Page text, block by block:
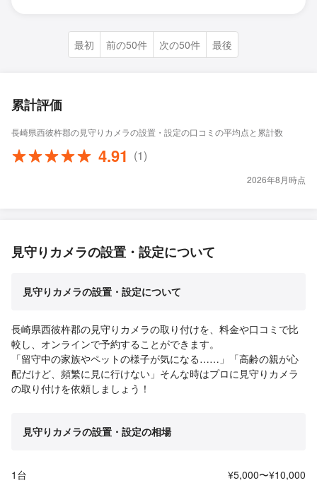
最初 前の50件 次の50件 最後
累計評価
長崎県西彼杵郡の見守りカメラの設置・設定の口コミの平均点と累計数
4.91 (1)
2026年8月時点
見守りカメラの設置・設定について
見守りカメラの設置・設定について
長崎県西彼杵郡の見守りカメラの取り付けを、料金や口コミで比
較し、オンラインで予約することができます。
「留守中の家族やペットの様子が気になる……」「高齢の親が心
配だけど、頻繁に見に行けない」そんな時はプロに見守りカメラ
の取り付けを依頼しましょう！
見守りカメラの設置・設定の相場
1台 ¥5,000〜¥10,000